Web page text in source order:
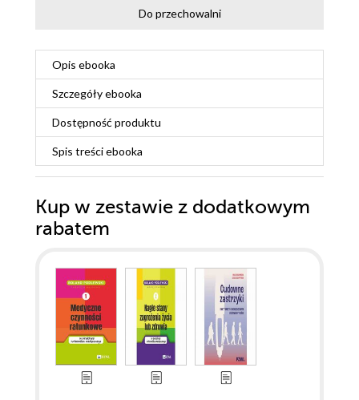
Do przechowalni
Opis ebooka
Szczegółyebooka
Dostępność produktu
Spis treściebooka
Kup w zestawie z dodatkowym
rabatem